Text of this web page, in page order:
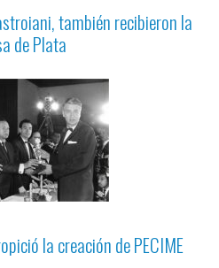
también recibieron la
de Plata
la creación de PECIME